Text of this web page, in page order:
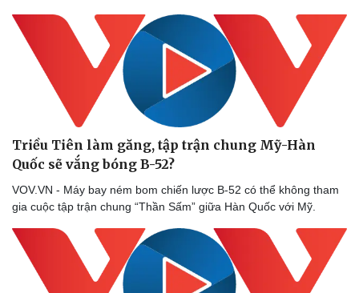
Triều Tiên làm găng, tập trận chung Mỹ-Hàn
Quốc sẽ vắng bóng B-52?
VOV.VN - Máy bay ném bom chiến lược B-52 có thể không tham
gia cuộc tập trận chung “Thần Sấm” giữa Hàn Quốc với Mỹ.